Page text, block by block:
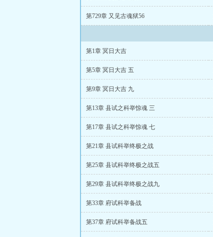
第729章 又见古魂狱56
第1章 冥日大吉
第5章 冥日大吉 五
第9章 冥日大吉 九
第13章 县试之科举惊魂 三
第17章 县试之科举惊魂 七
第21章 县试科举终极之战
第25章 县试科举终极之战五
第29章 县试科举终极之战九
第33章 府试科举备战
第37章 府试科举备战五